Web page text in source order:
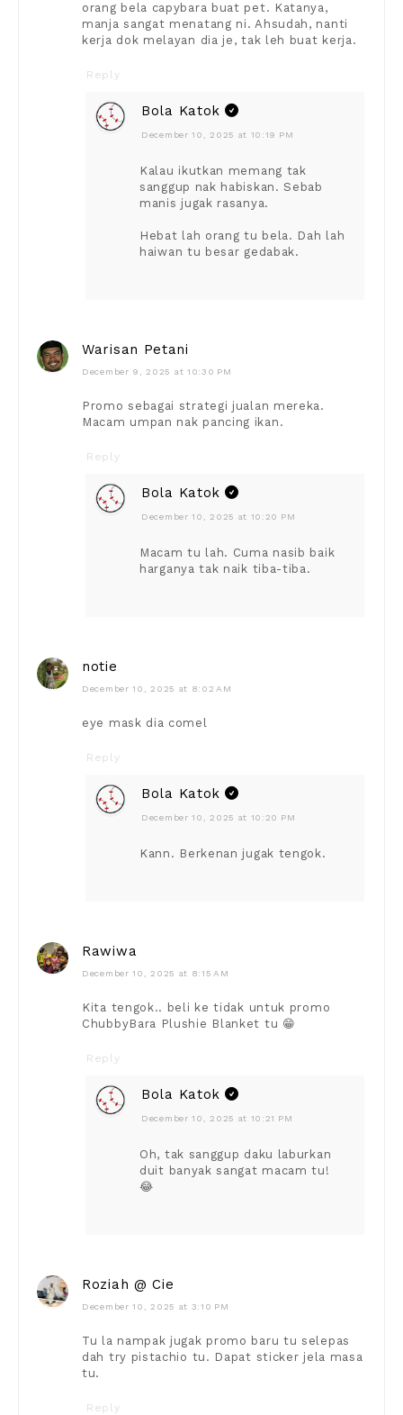
orang bela capybara buat pet. Katanya,
manja sangat menatang ni. Ahsudah, nanti
kerja dok melayan dia je, tak leh buat kerja.
Reply
Bola Katok
December 10, 2025 at 10:19 PM
Kalau ikutkan memang tak
sanggup nak habiskan. Sebab
manis jugak rasanya.
Hebat lah orang tu bela. Dah lah
haiwan tu besar gedabak.
Warisan Petani
December 9, 2025 at 10:30 PM
Promo sebagai strategi jualan mereka.
Macam umpan nak pancing ikan.
Reply
Bola Katok
December 10, 2025 at 10:20 PM
Macam tu lah. Cuma nasib baik
harganya tak naik tiba-tiba.
notie
December 10, 2025 at 8:02 AM
eye mask dia comel
Reply
Bola Katok
December 10, 2025 at 10:20 PM
Kann. Berkenan jugak tengok.
Rawiwa
December 10, 2025 at 8:15 AM
Kita tengok.. beli ke tidak untuk promo
ChubbyBara Plushie Blanket tu 😁
Reply
Bola Katok
December 10, 2025 at 10:21 PM
Oh, tak sanggup daku laburkan
duit banyak sangat macam tu!
😂
Roziah @ Cie
December 10, 2025 at 3:10 PM
Tu la nampak jugak promo baru tu selepas
dah try pistachio tu. Dapat sticker jela masa
tu.
Reply